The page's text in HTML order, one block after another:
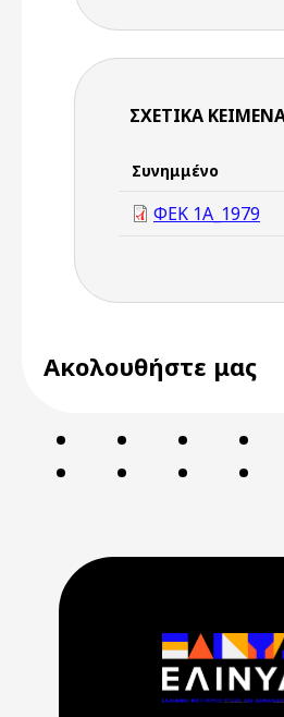
ΣΧΕΤΙΚΆ
Συνημμένο
ΦΕΚ 1Α_1979
Ακολουθήστε μας